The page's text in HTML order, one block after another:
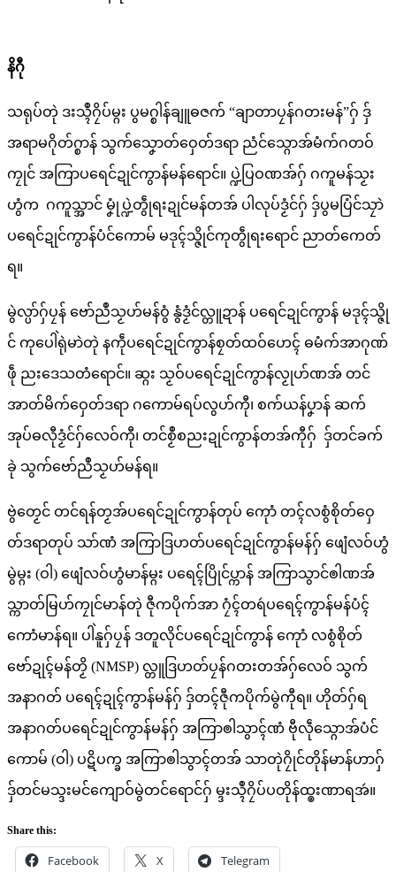
နိဂီု
သရုပ်တုဲ ဒးသ္ၚဳဂၠိပ်မ္ဂး ပွမဂ္စါန်ချူဓဇက် “ချာတာပၠန်ဂတးမန်”ဂှ် ဒှ်
အရာမဂိုတ်ဂ္စာန် သွက်သၞောတ်ဝှေတ်ဒရာ ညံင်သ္ဂောအ်မံက်ဂတဝ်
ကၠုင် အကြာပရေင်ဍုင်ကွာန်မန်ရောင်။ ပ္ဍဲပြဝဏအ်ဂှ် ဂကူမန်သၟး
ဟွံက ဂကူသ္အာင် မၞုံပ္ဍဲတွဵုရးဍုင်မန်တအ် ပါလုပ်ဒၟံင်ဂှ် ဒှ်ပွမပြံင်သၠာဲ
ပရေင်ဍုင်ကွာန်ပံင်ကောမ် မဒုၚ်သ္ဇိုင်ကုတွဵုရးရောင် ညာတ်ကေတ်
ရ။
မွဲလ္ပာ်ဂှ်ပၠန် ဗော်ညဳသၟဟ်မန်ဝွံ နွံဒၟံင်လ္တူဍာန် ပရေင်ဍုင်ကွာန် မဒုၚ်သ္ဇို
င် ကုပေါဲရုဲမာဲတုဲ နကဵုပရေင်ဍုင်ကွာန်စၠတ်ထဝ်ဟေၚ် ဓမံက်အာဂုဏ်
ဖဵု ညးဒေသတံရောင်။ ဆ္ဂး သၟဝ်ပရေင်ဍုင်ကွာန်လၟုဟ်ဏအ် တင်
အာတ်မိက်ဝှေတ်ဒရာ ဂကောမ်ရပ်လွဟ်ကီု၊ စက်ယန်ပၞာန် ဆက်
အုပ်ဓလီုဒၟံင်ဂှ်လေဝ်ကီု၊ တင်စၟဳစညးဍုင်ကွာန်တအ်ကီုဂှ် ဒှ်တင်ခက်
ခုဲ သွက်ဗော်ညဳသၟဟ်မန်ရ။
ဗွဲတၟေင် တင်ရန်တၟအ်ပ‌ရေင်ဍုင်ကွာန်တုပ် ကေုာံ တၚ်လစွံစိုတ်ဝှေ
တ်ဒရာတုပ် သာ်ဏံ အကြာဒြဟတ်ပရေင်ဍုင်ကွာန်မန်ဂှ် ဖျေံလဝ်ဟွံ
မွဲမ္ဂး (ဝါ) ဖျေံလဝ်ဟွံမာန်မ္ဂး ပရေၚ်ပြိုင်ပ္ကာန် အကြာသွာင်ၜါဏအ်
သ္ကာတ်မြဟ်ကၠုင်မာန်တုဲ ဇီုကပိုက်အာ ဂၠံၚ်တရဴပရေၚ်ကွာန်မန်ပံၚ်
ကောံမာန်ရ။ ပါဲနူဂှ်ပၠန် ဒတူလိုင်ပရေင်ဍုင်ကွာန် ကေုာံ လစွံစိုတ်‌
ဗော်ဍုၚ်မန်တၟိ (NMSP) လ္တူဒြဟတ်ပၠန်ဂတးတအ်ဂှ်လေဝ် သွက်
အနာဂတ် ပရေၚ်ဍုၚ်ကွာန်မန်ဂှ် ဒှ်တၚ်ဇီုကပိုက်မွဲကီုရ။ ဟိုတ်ဂှ်ရ
အနာဂတ်ပရေင်ဍုင်ကွာန်မန်ဂှ် အကြာၜါသွာၚ်ဏံ ဗီုလဵုသ္ဂောအ်ပံင်
ကောမ် (ဝါ) ပဋိပက္ခ အကြာၜါသွာၚ်တအ် သာတုဲဂၠိုင်တိုန်မာန်ဟာဂှ်
ဒှ်တင်မသ္ဒးမင်ကျောဝ်မွဲတင်ရောင်ဂှ် မ္ဒးသ္ၚဳဂၠိပ်ပတိုန်ထ္ၜးဏာရအဴ။
Share this:
Facebook X Telegram